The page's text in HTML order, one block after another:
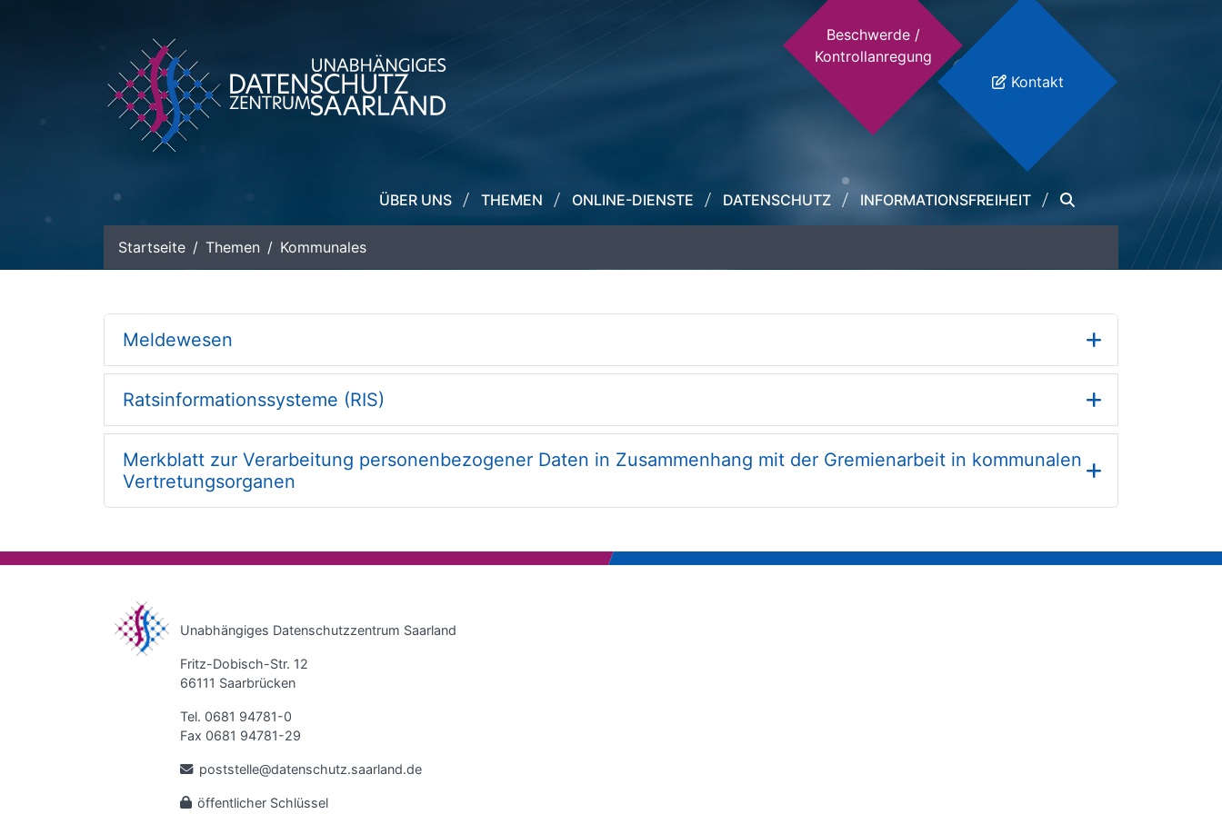
ÜBER UNS THEMEN ONLINE-DIENSTE DATENSCHUTZ INFORMATIONSFREIHEIT
Beschwerde /
Kontrollanregung
Kontakt
Startseite Themen Kommunales
Meldewesen
Ratsinformationssysteme (RIS)
Merkblatt zur Verarbeitung personenbezogener Daten in Zusammenhang mit der Gremienarbeit in kommunalen
Vertretungsorganen
Unabhängiges Datenschutzzentrum Saarland
Fritz-Dobisch-Str. 12
66111 Saarbrücken
Tel. 0681 94781-0
Fax 0681 94781-29
poststelle@datenschutz.saarland.de
öffentlicher Schlüssel